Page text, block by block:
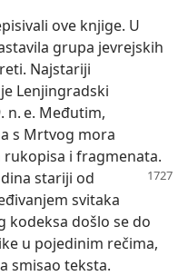
ove knjige. U
grupa jevrejskih
Najstariji
Lenjingradski
n. e. Međutim,
s Mrtvog mora
i fragmenata.
stariji od
svitaka
kodeksa došlo se do
u pojedinim rečima,
smisao teksta.